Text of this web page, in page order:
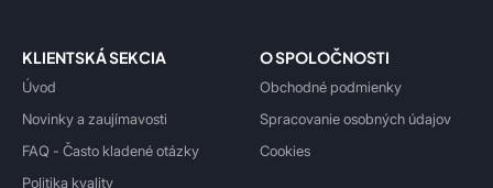
KLIENTSKÁ SEKCIA
Úvod
Novinky a zaujímavosti
FAQ - Často kladené otázky
Politika kvality
O SPOLOČNOSTI
Obchodné podmienky
Spracovanie osobných údajov
Cookies